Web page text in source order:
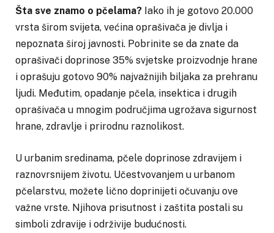
Šta sve znamo o pčelama? Iako ih je gotovo 20.000
vrsta širom svijeta, većina oprašivača je divlja i
nepoznata široj javnosti. Pobrinite se da znate da
oprašivači doprinose 35% svjetske proizvodnje hrane
i oprašuju gotovo 90% najvažnijih biljaka za prehranu
ljudi. Međutim, opadanje pčela, insektica i drugih
oprašivača u mnogim područjima ugrožava sigurnost
hrane, zdravlje i prirodnu raznolikost.
U urbanim sredinama, pčele doprinose zdravijem i
raznovrsnijem životu. Učestvovanjem u urbanom
pčelarstvu, možete lično doprinijeti očuvanju ove
važne vrste. Njihova prisutnost i zaštita postali su
simboli zdravije i održivije budućnosti.